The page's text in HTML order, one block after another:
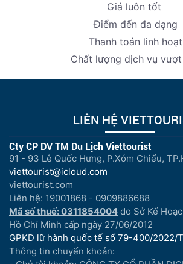
Giá luôn tốt
Điểm đến đa dạng
Thanh toán linh hoạt
Chất lượng dịch vụ
LIÊN HỆ
Cty CP DV TM Du Lịch Viettourist
91 - 93 Lê Quốc Hưng, P.Xóm Chiếu,
viettourist@icloud.com
viettourist.com
Liên hệ: 19001868 - 0909886688
Mã số thuế: 0311854004 do Sở Kế
Hồ Chí Minh cấp ngày 27/06/2012
GPKD lữ hành quốc tế số 79-400/2022/
Thông tin chuyển khoản: